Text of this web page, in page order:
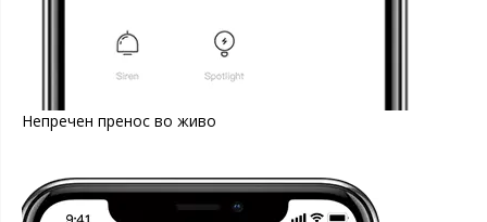
Непречен пренос во живо